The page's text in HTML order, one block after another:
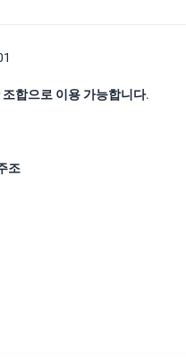
조합으로 이용 가능합니다.
조